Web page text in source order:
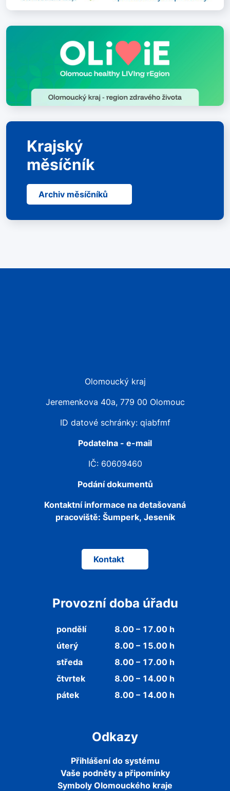
Krajský
měsíčník
Archiv měsíčníků
Olomoucký kraj
Jeremenkova 40a, 779 00 Olomouc
ID datové schránky: qiabfmf
Podatelna - e-mail
IČ: 60609460
Podání dokumentů
Kontaktní informace na detašovaná
pracoviště: Šumperk, Jeseník
Kontakt
Provozní doba úřadu
pondělí
8.00 – 17.00 h
úterý
8.00 – 15.00 h
středa
8.00 – 17.00 h
čtvrtek
8.00 – 14.00 h
pátek
8.00 – 14.00 h
Odkazy
Přihlášení do systému
Vaše podněty a připomínky
Symboly Olomouckého kraje